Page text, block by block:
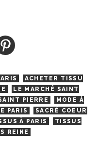
ACHETER TISSU
LE MARCHÉ SAINT
PIERRE
MODE À
PARIS
SACRÉ COEUR
À PARIS
TISSUS
REINE